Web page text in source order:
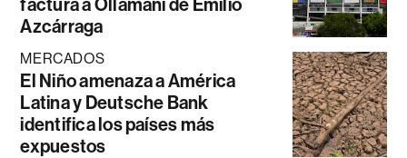
factura a Ollamani de Emilio
Azcárraga
MERCADOS
El Niño amenaza a América
Latina y Deutsche Bank
identifica los países más
expuestos